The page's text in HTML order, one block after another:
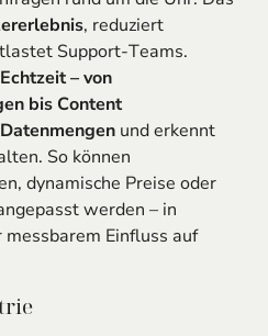
, reduziert
Support-Teams.
– von
bis Content
und erkennt
So können
dynamische Preise oder
werden – in
Einfluss auf